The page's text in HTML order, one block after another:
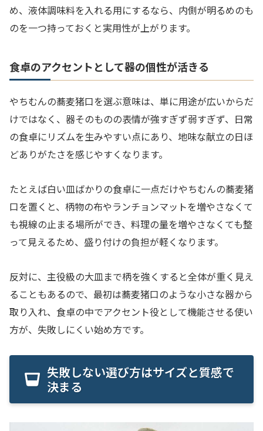
め、液体調味料を入れる用にするなら、内側が明るめのも
のを一つ持っておくと実用性が上がります。
食卓のアクセントとして器の個性が活きる
やちむんの蕎麦猪口を選ぶ意味は、単に用途が広いからだ
けではなく、器そのものの表情が強すぎず弱すぎず、日常
の食卓にリズムを生みやすい点にあり、地味な献立の日ほ
どありがたさを感じやすくなります。
たとえば白い皿ばかりの食卓に一点だけやちむんの蕎麦猪
口を置くと、柄物の布やランチョンマットを増やさなくて
も視線の止まる場所ができ、料理の量を増やさなくても整
って見えるため、盛り付けの負担が軽くなります。
反対に、主役級の大皿まで柄を強くすると全体が重く見え
ることもあるので、最初は蕎麦猪口のような小さな器から
取り入れ、食卓の中でアクセント役として機能させる使い
方が、失敗しにくい始め方です。
失敗しない選び方はサイズと質感で
決まる